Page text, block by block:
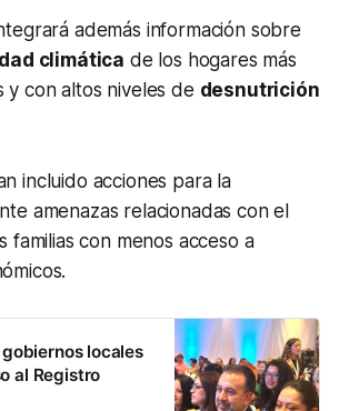
además información sobre
climática de los hogares más
y con altos niveles de desnutrición
incluido acciones para la
amenazas relacionadas con el
familias con menos acceso a
locales
al Registro